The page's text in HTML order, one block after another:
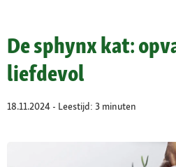
De sphynx kat:
liefdevol
18.11.2024 - Leestijd: 3 minuten